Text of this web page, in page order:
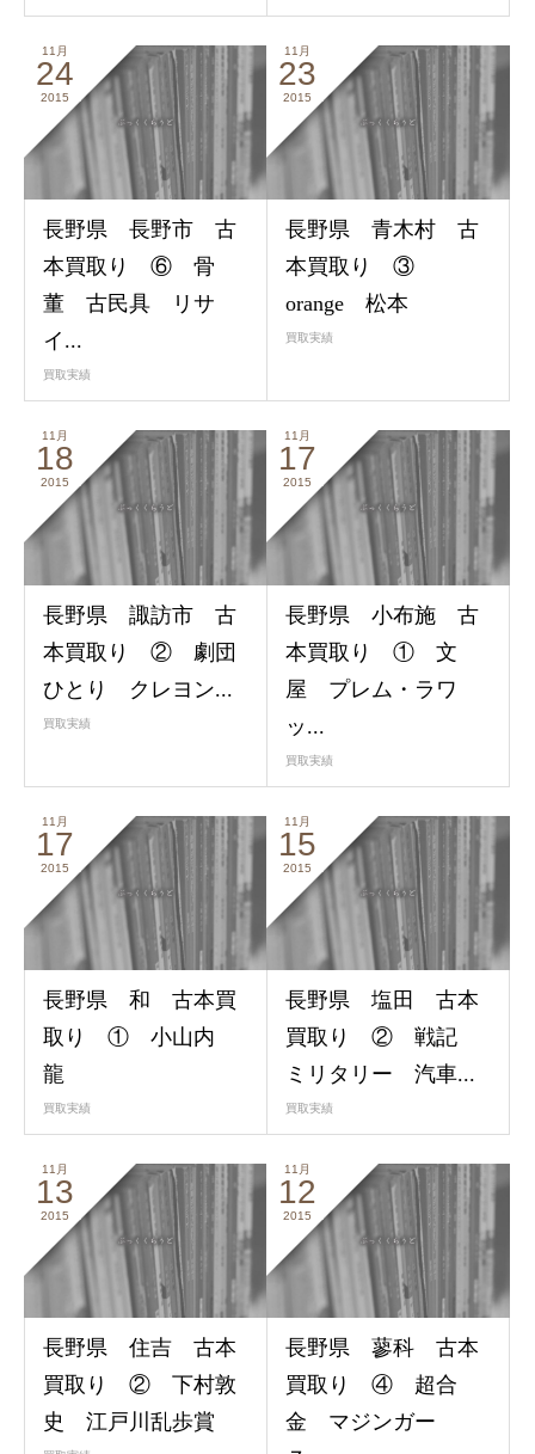
11月
24
2015
長野県 長野市 古
本買取り ⑥ 骨
董 古民具 リサ
イ...
買取実績
11月
23
2015
長野県 青木村 古
本買取り ③
orange 松本
買取実績
11月
18
2015
長野県 諏訪市 古
本買取り ② 劇団
ひとり クレヨン...
買取実績
11月
17
2015
長野県 小布施 古
本買取り ① 文
屋 プレム・ラワ
ッ...
買取実績
11月
17
2015
長野県 和 古本買
取り ① 小山内
龍
買取実績
11月
15
2015
長野県 塩田 古本
買取り ② 戦記
ミリタリー 汽車...
買取実績
11月
13
2015
長野県 住吉 古本
買取り ② 下村敦
史 江戸川乱歩賞
11月
12
2015
長野県 蓼科 古本
買取り ④ 超合
金 マジンガー